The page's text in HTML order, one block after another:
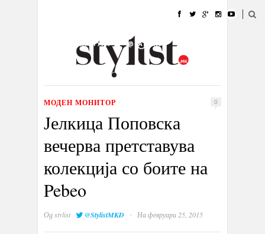
УБАВИНА
КУЛТУРА @РАБОТА
ИЗЛОГ
МОДЕН МОНИТОР 0
Јелкица Поповска
вечерва претставува
колекција со боите на
Pebeo
Одstylist @StylistMKD · На февруари 25, 2015